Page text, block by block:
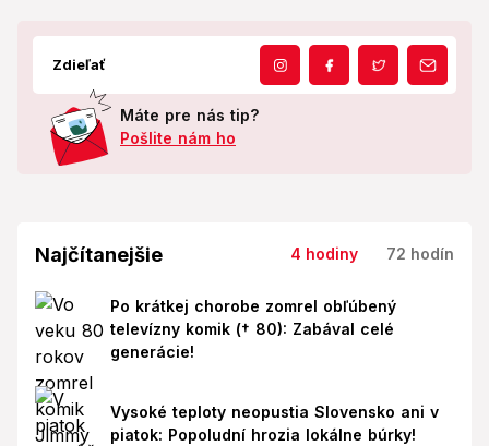
Zdieľať
Máte pre nás tip?
Pošlite nám ho
Najčítanejšie 4 hodiny 72 hodín
Po krátkej chorobe zomrel obľúbený
televízny komik († 80): Zabával celé
generácie!
Vysoké teploty neopustia Slovensko ani v
piatok: Popoludní hrozia lokálne búrky!